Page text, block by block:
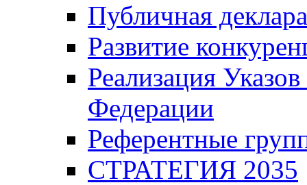
Публичная
Развитие
Реализация
Федерации
Референтные
СТРАТЕГИЯ 2035